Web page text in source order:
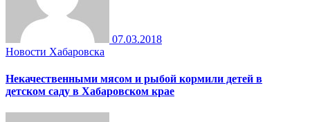
07.03.2018
Новости Хабаровска
Некачественными мясом и рыбой кормили детей в
детском саду в Хабаровском крае